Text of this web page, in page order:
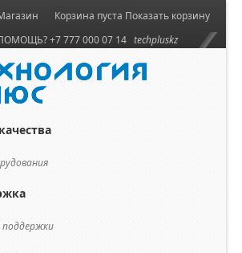
Корзина пуста Показать корзину
+7 777 000 07 14 techpluskz
поддержки